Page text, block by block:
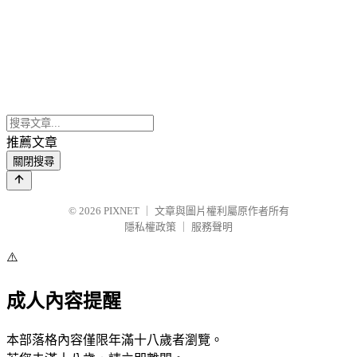
推薦文章
關閉搜尋
© 2026 PIXNET
文章與圖片權利屬原作者所有
隱私權政策
服務聲明
⚠️
成人內容提醒
本部落格內容僅限年滿十八歲者瀏覽。